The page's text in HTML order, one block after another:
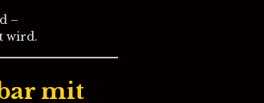
–
wird.
mit